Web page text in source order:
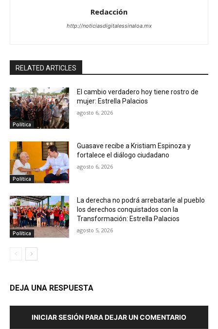
Redacción
http://noticiasdigitalessinaloa.mx
RELATED ARTICLES
Política
El cambio verdadero hoy tiene rostro de
mujer: Estrella Palacios
agosto 6, 2026
Política
Guasave recibe a Kristiam Espinoza y
fortalece el diálogo ciudadano
agosto 6, 2026
Política
La derecha no podrá arrebatarle al pueblo
los derechos conquistados con la
Transformación: Estrella Palacios
agosto 5, 2026
DEJA UNA RESPUESTA
INICIAR SESIÓN PARA DEJAR UN COMENTARIO